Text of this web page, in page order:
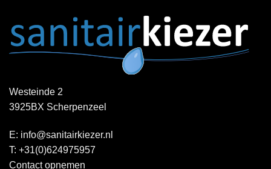
Westeinde 2
3925BX Scherpenzeel
E: info@sanitairkiezer.nl
T: +31(0)624975957
Contact opnemen